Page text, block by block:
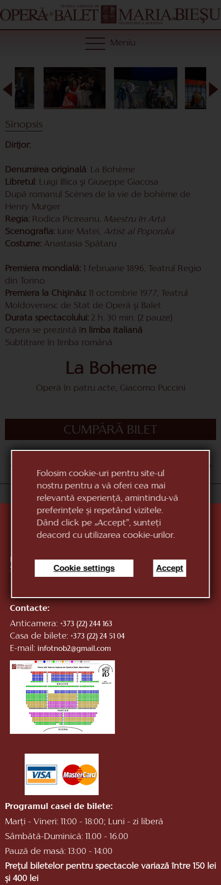
Folosim cookie-uri pentru site-ul
nostru pentru a vă oferi cea mai
relevantă experiență, amintindu-vă
preferințele și repetând vizitele.
Dând click pe „Accept”, sunteți
deacord cu utilizarea cookie-urilor.
Cookie settings Accept
Meniu
Sinopsis
Dirijor:
Denumirea originală: La Bohème
Libretul: Luigi Illica şi Giuseppe Giacosa
După romanul Scènes de la vie de bohème de
Henry Murger
Regia: Rodica Picireanu, Maestru în Artă
Scenografia: Iurie Matei, Artist al Poporului
Costume: Anastasia Spătaru
Premiera mondială: 1 februarie 1896, Teatrul Regio
din Torino
Premiera la Chişinău: 11 octombrie 1977, Teatrul
Moldovenesc de Stat de Operă şi Balet
Durata spectacolului: 2 h. 30 min. (2 pauze)
Opera se prezintă în limba italiană
Subtitrare în limba română
La Boheme
Operă în patru acte, Giacomo Puccini
CUMPĂRĂ BILET
10
«Teatrul Național de Operă și Balet Maria Bieșu»
Republica Moldova, MD-2012, mun. Chișinău, Bd.
Ștefan cel Mare, 152vezi pe hartă
Contacte:
Anticamera: +373 (22) 244 163
Casa de bilete: +373 (22) 24 51 04
E-mail: infotnob2@gmail.com
Programul casei de bilete:
Marți - Vineri: 11:00 - 18:00; Luni - zi liberă
Sâmbătă-Duminică: 11.00 - 16.00
Pauză de masă: 13:00 - 14:00
Prețul biletelor pentru spectacole variază între 150 lei
și 400 lei